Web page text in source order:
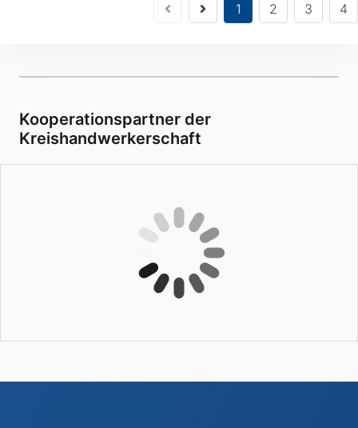
1 2 3 4
Kooperationspartner der
Kreishandwerkerschaft